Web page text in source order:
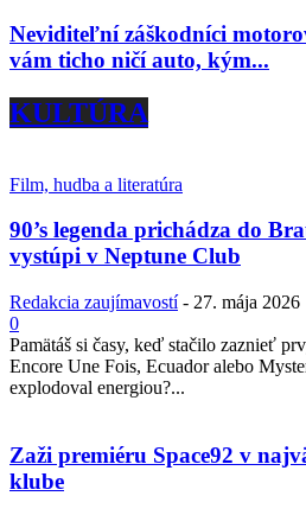
Neviditeľní záškodníci
vám ticho ničí auto, kým...
KULTÚRA
Film, hudba a literatúra
90’s legenda prichádza do
vystúpi v Neptune Club
Redakcia zaujímavostí - 27. mája 2026
0
Pamätáš si časy, keď stačilo zaznieť
Encore Une Fois, Ecuador alebo
explodoval energiou?...
Zaži premiéru Space92 v
klube